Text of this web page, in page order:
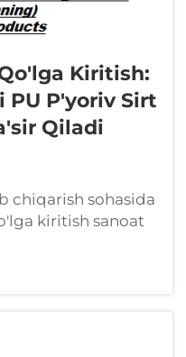
Kiritish:
P'yoriv Sirt
Qiladi
chiqarish sohasida
kiritish sanoat
eng muhim
qolmoqda.
qobig'i sifati